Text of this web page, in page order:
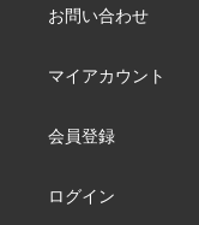
お問い合わせ
マイアカウント
会員登録
ログイン